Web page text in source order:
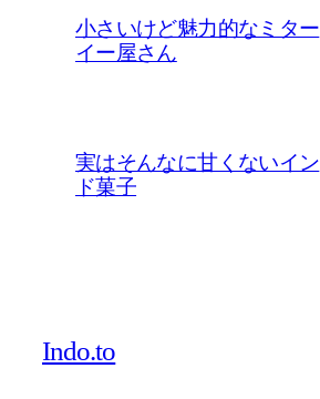
小さいけど魅力的なミター
イー屋さん
実はそんなに甘くないイン
ド菓子
Indo.to